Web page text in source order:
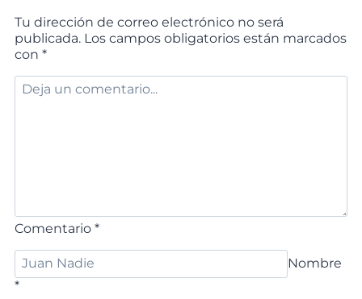
Tu dirección de correo electrónico no será
publicada. Los campos obligatorios están marcados
con *
Comentario *
Nombre
*